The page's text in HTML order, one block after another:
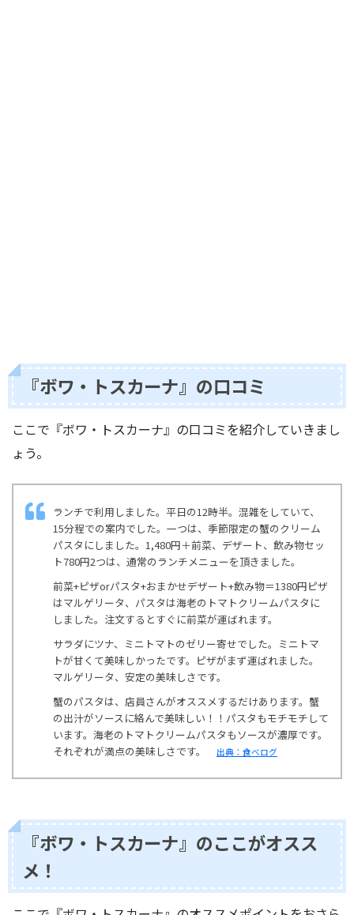
『ボワ・トスカーナ』の口コミ
ここで『ボワ・トスカーナ』の口コミを紹介していきまし
ょう。
ランチで利用しました。平日の12時半。混雑をしていて、
15分程での案内でした。一つは、季節限定の蟹のクリーム
パスタにしました。1,480円＋前菜、デザート、飲み物セッ
ト780円2つは、通常のランチメニューを頂きました。
前菜+ピザorパスタ+おまかせデザート+飲み物＝1380円ピザ
はマルゲリータ、パスタは海老のトマトクリームパスタに
しました。注文するとすぐに前菜が運ばれます。
サラダにツナ、ミニトマトのゼリー寄せでした。ミニトマ
トが甘くて美味しかったです。ピザがまず運ばれました。
マルゲリータ、安定の美味しさです。
蟹のパスタは、店員さんがオススメするだけあります。蟹
の出汁がソースに絡んで美味しい！！パスタもモチモチして
います。海老のトマトクリームパスタもソースが濃厚です。
それぞれが満点の美味しさです。
出典：食べログ
『ボワ・トスカーナ』のここがオスス
メ！